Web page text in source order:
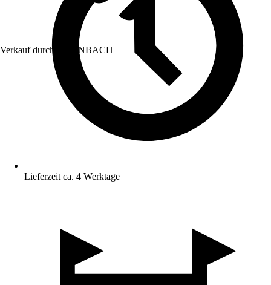
Verkauf durch: HORNBACH
Lieferzeit ca. 4 Werktage